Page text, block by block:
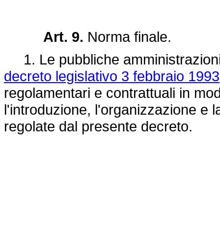
Art. 9. Norma finale.
1. Le pubbliche
decreto legislativo 3 febbraio
regolamentari e contrattuali in
l'introduzione, l'organizzazione e
regolate dal presente decreto.